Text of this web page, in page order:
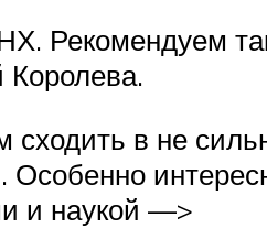
Рекомендуем
в не
Особенно
и наукой —>